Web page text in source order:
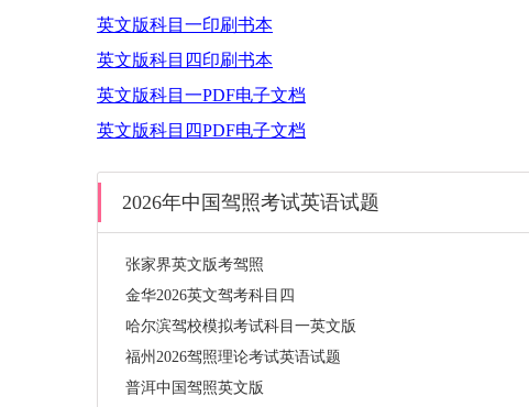
英文版科目一印刷书本
英文版科目四印刷书本
英文版科目一PDF电子文档
英文版科目四PDF电子文档
2026年中国驾照考试英语试题
张家界英文版考驾照
金华2026英文驾考科目四
哈尔滨驾校模拟考试科目一英文版
福州2026驾照理论考试英语试题
普洱中国驾照英文版